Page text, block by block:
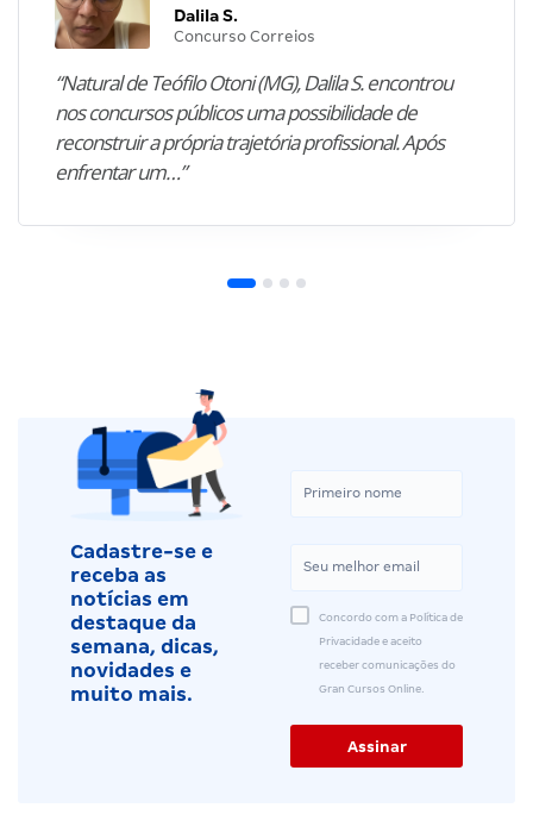
Dalila S.
Concurso Correios
“Natural de Teófilo Otoni (MG), Dalila S. encontrou
nos concursos públicos uma possibilidade de
reconstruir a própria trajetória profissional. Após
enfrentar um…”
Cadastre-se e
receba as
notícias em
destaque da
semana, dicas,
novidades e
muito mais.
Concordo com a Política de
Privacidade e aceito
receber comunicações do
Gran Cursos Online.